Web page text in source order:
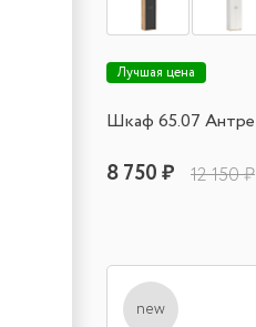
Лучшая цена
Шкаф 65.07 Антре
8 750 ₽ 12 150 ₽
new